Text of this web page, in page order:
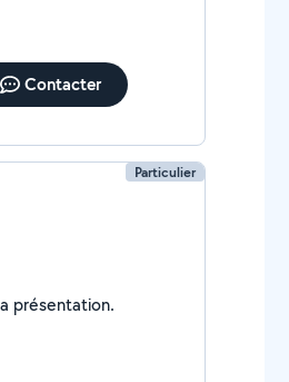
Contacter
Particulier
Je n'ai pas encore renseigné ma présentation.